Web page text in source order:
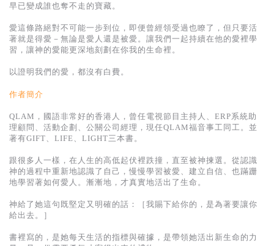
早已變成誰也奪不走的寶藏。
愛這條路絕對不可能一步到位，即便曾經領受過也瞭了，但只要活
著就是得愛－無論是愛人還是被愛。讓我們一起持續在他的愛裡學
習，讓神的愛能更深地刻劃在你我的生命裡。
以證明我們的愛，都沒有白費。
作者簡介
QLAM，國語非常好的香港人，曾任電視節目主持人、ERP系統助
理顧問、活動企劃、公關公司經理，現任QLAM福音事工同工。並
著有GIFT、LIFE、LIGHT三本書。
跟很多人一樣，在人生的高低起伏裡跌撞，直至被神揀選。從認識
神的過程中重新地認識了自己，慢慢學習被愛、建立自信、也蹣跚
地學習著如何愛人。漸漸地，才真實地活出了生命。
神給了她這句既堅定又明確的話：［我賜下給你的，是為著要讓你
給出去。］
書裡寫的，是她每天生活的指標與確據，是帶領她活出新生命的力